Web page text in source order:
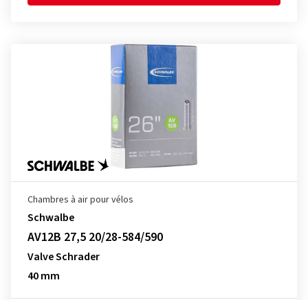
Chambres à air pour vélos
Schwalbe
AV12B 27,5 20/28-584/590
Valve Schrader
40 mm